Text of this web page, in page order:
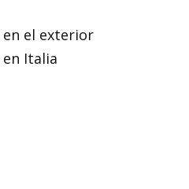
en el exterior
en Italia